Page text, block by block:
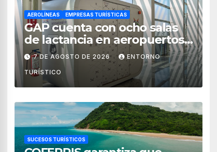
AEROLÍNEAS EMPRESAS TURÍSTICAS
GAP cuenta con ocho salas
de lactancia en aeropuertos
de México
7 DE AGOSTO DE 2026 ENTORNO
TURÍSTICO
SUCESOS TURÍSTICOS